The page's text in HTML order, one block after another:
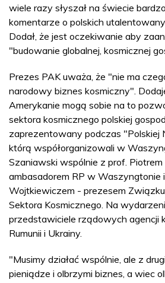
wiele razy słyszał na świecie
komentarze o polskich
Dodał, że jest oczekiwanie aby
"budowanie globalnej, kosmicznej
Prezes PAK uważa, że "nie ma
narodowy biznes kosmiczny".
Amerykanie mogą sobie na to
sektora kosmicznego polskiej
zaprezentowany podczas "Polskiej
którą współorganizowali w
Szaniawski wspólnie z prof.
ambasadorem RP w Waszyngtonie
Wojtkiewiczem - prezesem
Sektora Kosmicznego. Na
przedstawiciele rządowych agencji
Rumunii i Ukrainy.
"Musimy działać wspólnie, ale z
pieniądze i olbrzymi biznes, a wiec